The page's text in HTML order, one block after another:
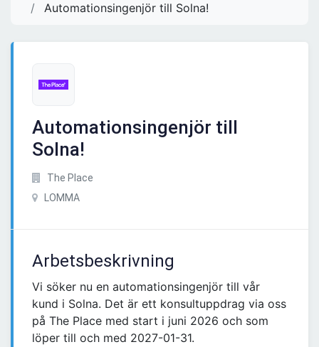
Automationsingenjör till Solna!
Automationsingenjör till
Solna!
The Place
LOMMA
Arbetsbeskrivning
Vi söker nu en automationsingenjör till vår
kund i Solna. Det är ett konsultuppdrag via oss
på The Place med start i juni 2026 och som
löper till och med 2027-01-31.